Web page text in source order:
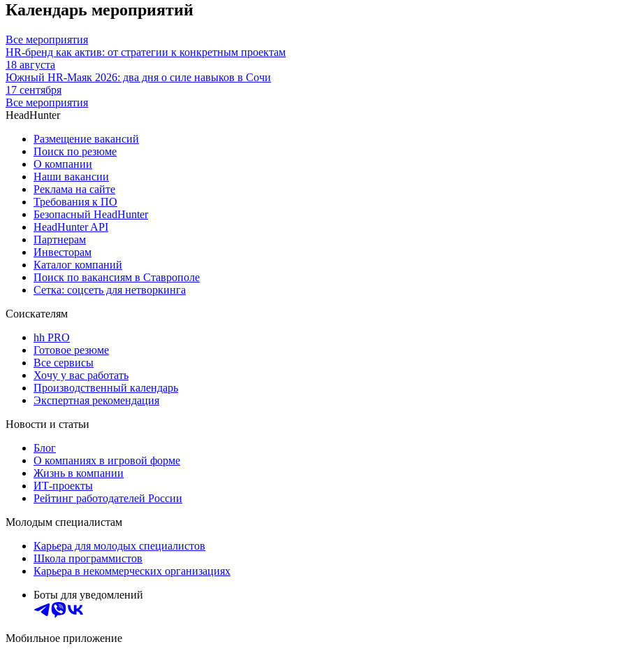
Календарь мероприятий
Все мероприятия
HR-бренд как актив: от стратегии к конкретным проектам
18 августа
Южный HR-Маяк 2026: два дня о силе навыков в Сочи
17 сентября
Все мероприятия
HeadHunter
Размещение вакансий
Поиск по резюме
О компании
Наши вакансии
Реклама на сайте
Требования к ПО
Безопасный HeadHunter
HeadHunter API
Партнерам
Инвесторам
Каталог компаний
Поиск по вакансиям в Ставрополе
Сетка: соцсеть для нетворкинга
Соискателям
hh PRO
Готовое резюме
Все сервисы
Хочу у вас работать
Производственный календарь
Экспертная рекомендация
Новости и статьи
Блог
О компаниях в игровой форме
Жизнь в компании
ИТ-проекты
Рейтинг работодателей России
Молодым специалистам
Карьера для молодых специалистов
Школа программистов
Карьера в некоммерческих организациях
Боты для уведомлений
Мобильное приложение